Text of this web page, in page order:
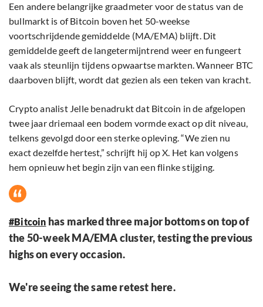
Een andere belangrijke graadmeter voor de status van de
bullmarkt is of Bitcoin boven het 50-weekse
voortschrijdende gemiddelde (MA/EMA) blijft. Dit
gemiddelde geeft de langetermijntrend weer en fungeert
vaak als steunlijn tijdens opwaartse markten. Wanneer BTC
daarboven blijft, wordt dat gezien als een teken van kracht.
Crypto analist Jelle benadrukt dat Bitcoin in de afgelopen
twee jaar driemaal een bodem vormde exact op dit niveau,
telkens gevolgd door een sterke opleving. “We zien nu
exact dezelfde hertest,” schrijft hij op X. Het kan volgens
hem opnieuw het begin zijn van een flinke stijging.
#Bitcoin has marked three major bottoms on top of
the 50-week MA/EMA cluster, testing the previous
highs on every occasion.
We're seeing the same retest here.